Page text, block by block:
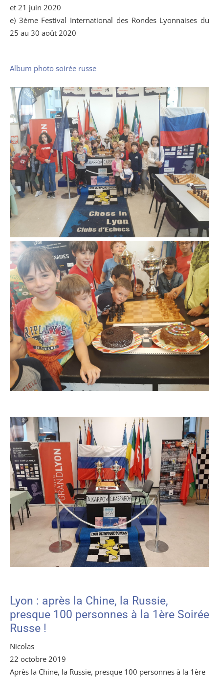
et 21 juin 2020
e) 3ème Festival International des Rondes Lyonnaises du
25 au 30 août 2020
Album photo soirée russe
Lyon : après la Chine, la Russie,
presque 100 personnes à la 1ère Soirée
Russe !
Nicolas
22 octobre 2019
Après la Chine, la Russie, presque 100 personnes à la 1ère